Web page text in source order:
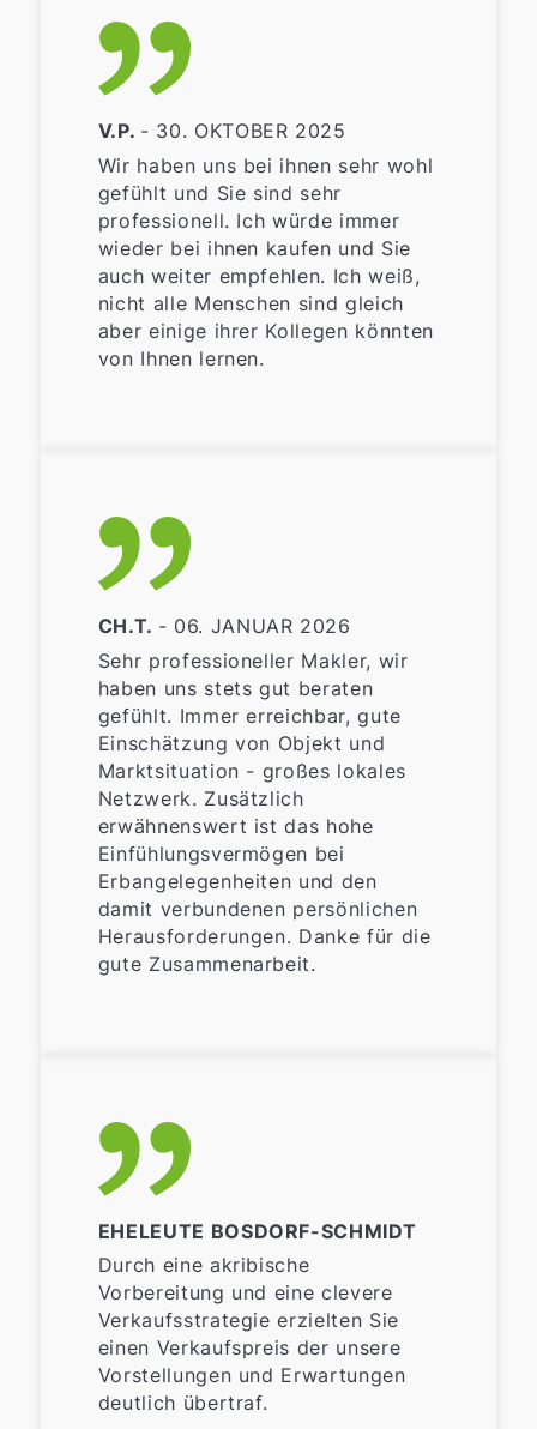
V.P. - 30. OKTOBER 2025
Wir haben uns bei ihnen sehr wohl
gefühlt und Sie sind sehr
professionell. Ich würde immer
wieder bei ihnen kaufen und Sie
auch weiter empfehlen. Ich weiß,
nicht alle Menschen sind gleich
aber einige ihrer Kollegen könnten
von Ihnen lernen.
CH.T. - 06. JANUAR 2026
Sehr professioneller Makler, wir
haben uns stets gut beraten
gefühlt. Immer erreichbar, gute
Einschätzung von Objekt und
Marktsituation - großes lokales
Netzwerk. Zusätzlich
erwähnenswert ist das hohe
Einfühlungsvermögen bei
Erbangelegenheiten und den
damit verbundenen persönlichen
Herausforderungen. Danke für die
gute Zusammenarbeit.
EHELEUTE BOSDORF-SCHMIDT
Durch eine akribische
Vorbereitung und eine clevere
Verkaufsstrategie erzielten Sie
einen Verkaufspreis der unsere
Vorstellungen und Erwartungen
deutlich übertraf.